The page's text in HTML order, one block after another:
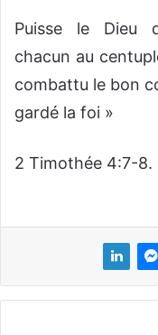
Puisse le Dieu
chacun au
combattu le bon
gardé la foi »
2 Timothée 4:7-8.